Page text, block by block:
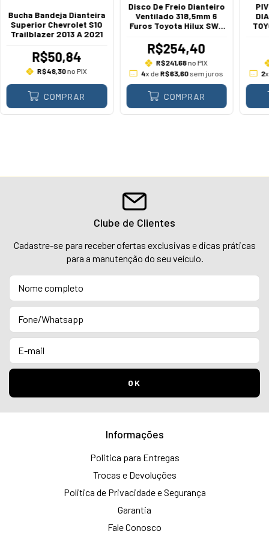
Bucha Bandeja Dianteira
Superior Chevrolet S10
Trailblazer 2013 A 2021
R$50,84
R$48,30no PIX
COMPRAR
Disco De Freio Dianteiro
Ventilado 318,5mm 6
Furos Toyota Hilux SW4
2026 Fremax - BD4113
R$254,40
R$241,68no PIX
4x de R$63,60sem juros
COMPRAR
2
Clube de Clientes
Cadastre-se para receber ofertas exclusivas e dicas práticas
para a manutenção do seu veículo.
Informações
Politica para Entregas
Trocas e Devoluções
Politica de Privacidade e Segurança
Garantia
Fale Conosco